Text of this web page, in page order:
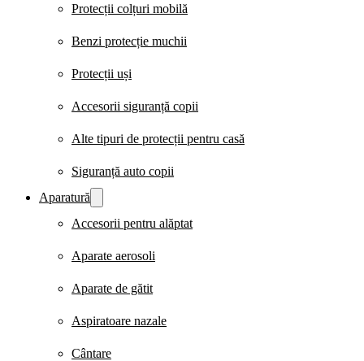
Protecții colțuri mobilă
Benzi protecție muchii
Protecții uși
Accesorii siguranță copii
Alte tipuri de protecții pentru casă
Siguranță auto copii
Aparatură
Accesorii pentru alăptat
Aparate aerosoli
Aparate de gătit
Aspiratoare nazale
Cântare